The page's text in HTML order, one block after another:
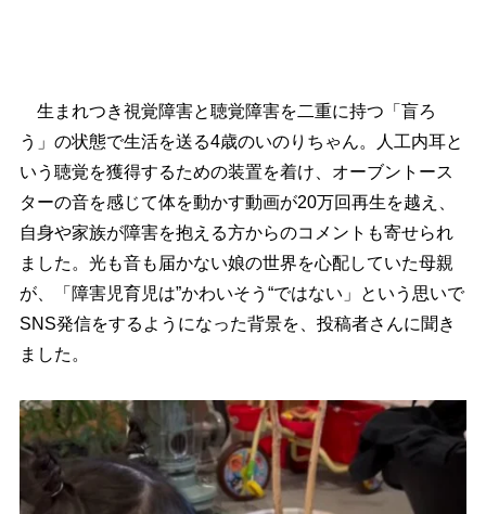
生まれつき視覚障害と聴覚障害を二重に持つ「盲ろ
う」の状態で生活を送る4歳のいのりちゃん。人工内耳と
いう聴覚を獲得するための装置を着け、オーブントース
ターの音を感じて体を動かす動画が20万回再生を越え、
自身や家族が障害を抱える方からのコメントも寄せられ
ました。光も音も届かない娘の世界を心配していた母親
が、「障害児育児は”かわいそう“ではない」という思いで
SNS発信をするようになった背景を、投稿者さんに聞き
ました。